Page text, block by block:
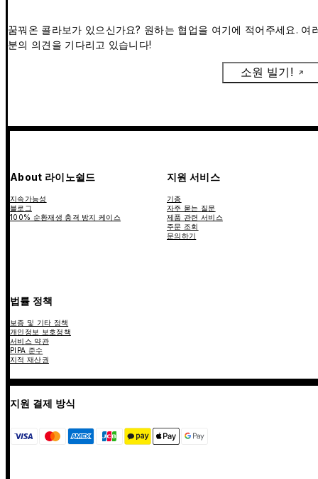
꿈꿔온 콜라보가 있으신가요? 원하는 협업을 여기에 적어주세요. 여
분의 의견을 기다리고 있습니다!
소원 빌기!
About 라이노쉴드
지속가능성
블로그
100% 순환재생 충격 방지 케이스
지원 서비스
기종
자주 묻는 질문
제품 관련 서비스
주문 조회
문의하기
법률 정책
보증 및 기타 정책
개인정보 보호정책
서비스 약관
PIPA 준수
지적 재산권
지원 결제 방식